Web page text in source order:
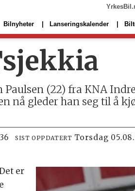
Bilnyheter Lanseringskalender
(22) fra KNA
nå gleder han seg til å
SIST OPPDATERT torsdag
er